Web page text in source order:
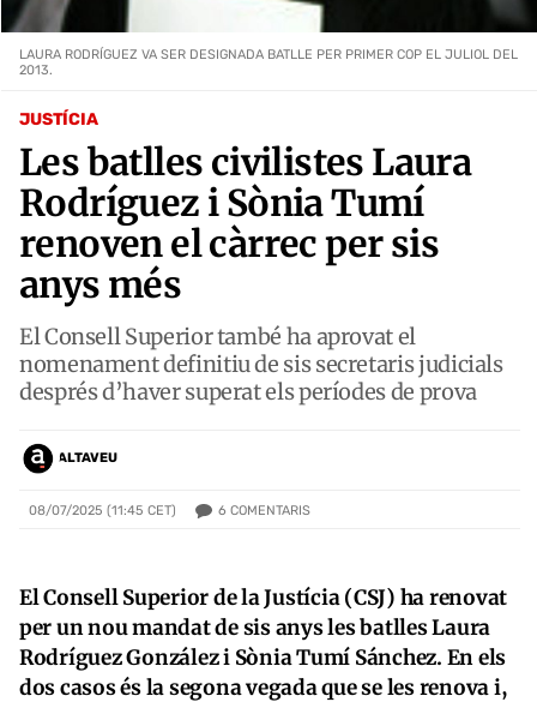
JUSTÍCIA
Les batlles civilistes Laura
Rodríguez i Sònia Tumí
renoven el càrrec per sis
anys més
El Consell Superior també ha aprovat el
nomenament definitiu de sis secretaris judicials
després d’haver superat els períodes de prova
ALTAVEU
08/07/2025 (11:45 CET) 6 COMENTARIS
LAURA RODRÍGUEZ VA SER DESIGNADA BATLLE PER PRIMER COP EL JULIOL DEL
2013.
El Consell Superior de la Justícia (CSJ) ha renovat
per un nou mandat de sis anys les batlles Laura
Rodríguez González i Sònia Tumí Sánchez. En els
dos casos és la segona vegada que se les renova i,